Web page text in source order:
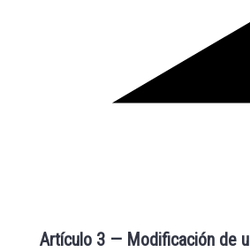
Artículo 3 — Modificación de